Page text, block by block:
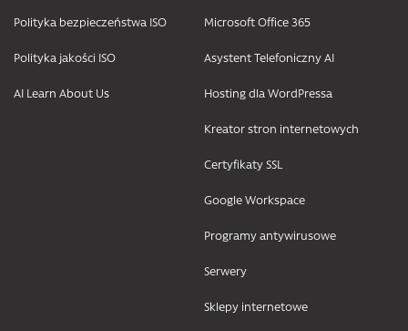
Polityka bezpieczeństwa ISO
Polityka jakości ISO
AI Learn About Us
Microsoft Office 365
Asystent Telefoniczny AI
Hosting dla WordPressa
Kreator stron internetowych
Certyfikaty SSL
Google Workspace
Programy antywirusowe
Serwery
Sklepy internetowe